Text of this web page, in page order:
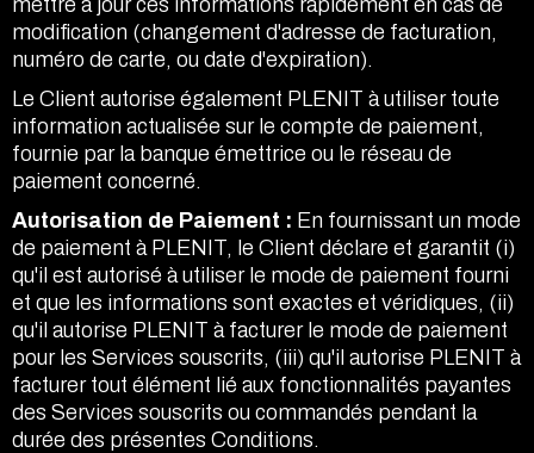
mettre à jour ces informations rapidement en cas de
modification (changement d'adresse de facturation,
numéro de carte, ou date d'expiration).
Le Client autorise également PLENIT à utiliser toute
information actualisée sur le compte de paiement,
fournie par la banque émettrice ou le réseau de
paiement concerné.
Autorisation de Paiement : En fournissant un mode
de paiement à PLENIT, le Client déclare et garantit (i)
qu'il est autorisé à utiliser le mode de paiement fourni
et que les informations sont exactes et véridiques, (ii)
qu'il autorise PLENIT à facturer le mode de paiement
pour les Services souscrits, (iii) qu'il autorise PLENIT à
facturer tout élément lié aux fonctionnalités payantes
des Services souscrits ou commandés pendant la
durée des présentes Conditions.